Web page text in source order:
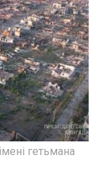
гетьмана